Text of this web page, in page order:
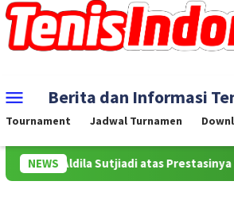
Skip
to
content
Mobile
Menu
Berita dan Informasi
Tournament Jadwal Turnamen
NEWS
Sutjiadi atas Prestasinya sebagai